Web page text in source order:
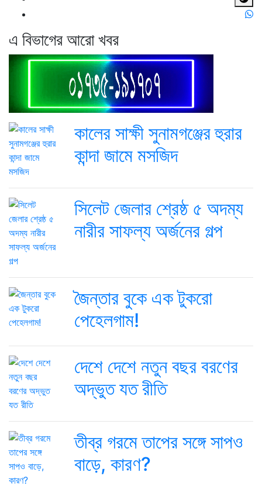
এ বিভাগের আরো খবর
কালের সাক্ষী সুনামগঞ্জের হুরার
কান্দা জামে মসজিদ
সিলেট জেলার শ্রেষ্ঠ ৫ অদম্য
নারীর সাফল্য অর্জনের গল্প
জৈন্তার বুকে এক টুকরো
পেহেলগাম!
দেশে দেশে নতুন বছর বরণের
অদ্ভুত যত রীতি
তীব্র গরমে তাপের সঙ্গে সাপও
বাড়ে, কারণ?